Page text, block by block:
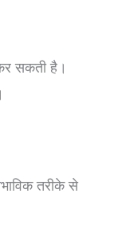
सकती है।
तरीके से